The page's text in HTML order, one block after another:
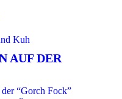
Kuh
AUF DER
“Gorch Fock”